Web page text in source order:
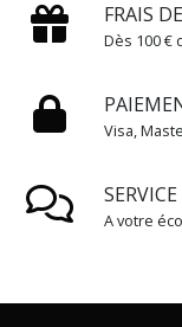
FRAIS
Dès 100 €
Visa,
A votre